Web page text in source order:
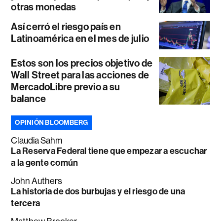
otras monedas
Así cerró el riesgo país en
Latinoamérica en el mes de julio
Estos son los precios objetivo de
Wall Street para las acciones de
MercadoLibre previo a su
balance
OPINIÓN BLOOMBERG
Claudia Sahm
La Reserva Federal tiene que empezar a escuchar
a la gente común
John Authers
La historia de dos burbujas y el riesgo de una
tercera